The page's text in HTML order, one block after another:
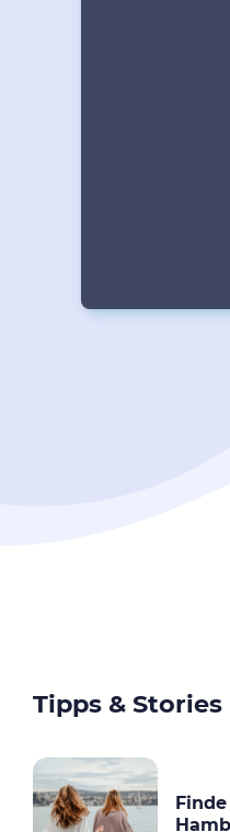
Tipps & Stories